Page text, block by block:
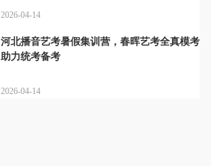
2026-04-14
河北播音艺考暑假集训营，春晖艺考全真模考
助力统考备考
2026-04-14